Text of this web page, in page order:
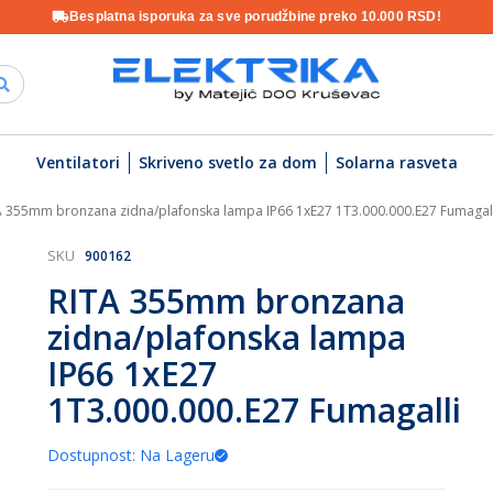
Besplatna isporuka za sve porudžbine preko 10.000 RSD!
Ventilatori Skriveno svetlo za dom Solarna rasveta
355mm bronzana zidna/plafonska lampa IP66 1xE27 1T3.000.000.E27
RITA 355mm bronzana
zidna/plafonska lampa
IP66 1xE27
1T3.000.000.E27 Fumagalli
SKU 900162
Dostupnost: Na Lageru